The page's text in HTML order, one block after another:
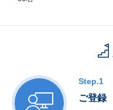
Step.1
ご登録